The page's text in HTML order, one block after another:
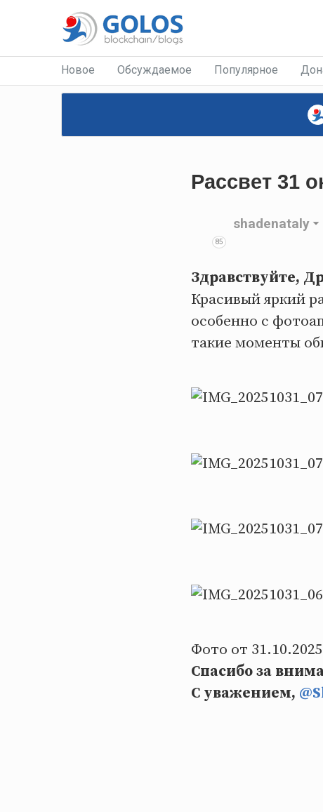
Новое Обсуждаемое Популярное
Рассвет 31
85
shadenataly
Здравствуйте,
Красивый яркий
особенно с
такие моменты
Фото от
Спасибо за
С уважением,